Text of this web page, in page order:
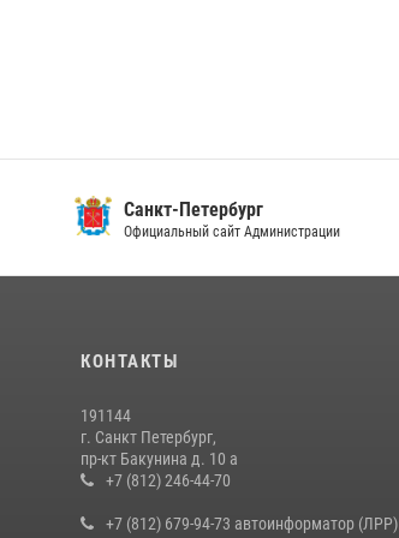
Санкт-Петербург
Официальный сайт Администрации
КОНТАКТЫ
191144
г. Санкт Петербург,
пр-кт Бакунина д. 10 а
+7 (812) 246-44-70
+7 (812) 679-94-73 автоинформатор (ЛРР)